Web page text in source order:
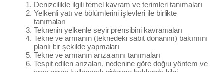
Denizcilikle ilgili temel kavram ve terimleri tanımaları
Yelkenli yatı ve bölümlerini işlevleri ile birlikte
tanımaları
Teknenin yelkenle seyir prensibini kavramaları
Tekne ve armanın (teknedeki sabit donanım) bakımını
planlı bir şekilde yapmaları
Tekne ve armanın arızalarını tanımaları
Tespit edilen arızaları, nedenine göre doğru yöntem ve